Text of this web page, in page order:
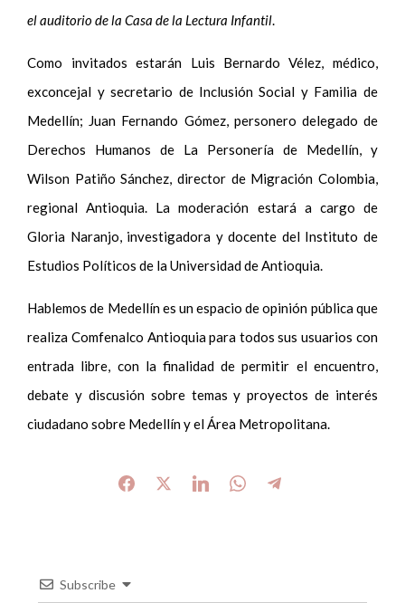
el auditorio de la Casa de la Lectura Infantil.
Como invitados estarán Luis Bernardo Vélez, médico,
exconcejal y secretario de Inclusión Social y Familia de
Medellín; Juan Fernando Gómez, personero delegado de
Derechos Humanos de La Personería de Medellín, y
Wilson Patiño Sánchez, director de Migración Colombia,
regional Antioquia. La moderación estará a cargo de
Gloria Naranjo, investigadora y docente del Instituto de
Estudios Políticos de la Universidad de Antioquia.
Hablemos de Medellín es un espacio de opinión pública que
realiza Comfenalco Antioquia para todos sus usuarios con
entrada libre, con la finalidad de permitir el encuentro,
debate y discusión sobre temas y proyectos de interés
ciudadano sobre Medellín y el Área Metropolitana.
Subscribe